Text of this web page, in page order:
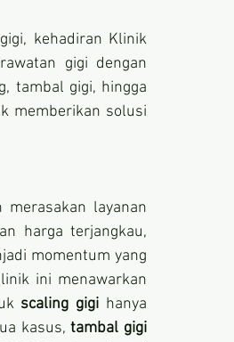
kehadiran Klinik
gigi dengan
tambal gigi, hingga
memberikan solusi
merasakan layanan
harga terjangkau,
momentum yang
ini menawarkan
scaling gigi hanya
kasus, tambal gigi